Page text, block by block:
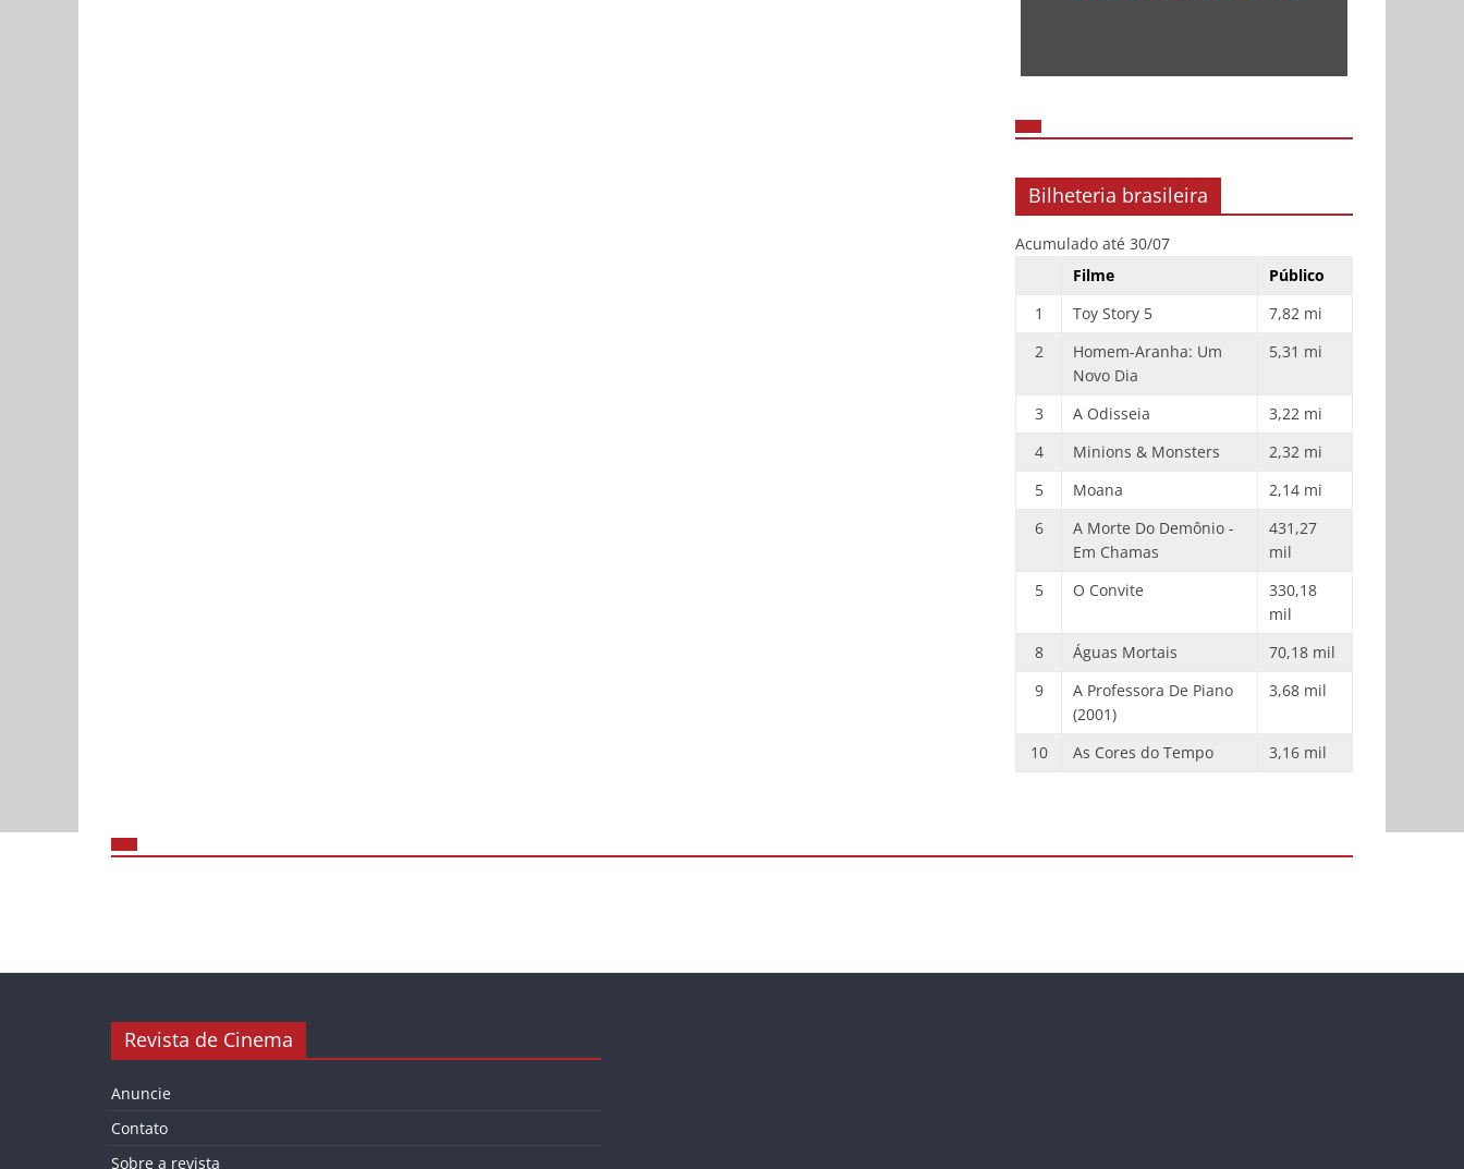
Bilheteria brasileira
Acumulado até 30/07
Filme
Público
1
Toy Story 5
7,82 mi
2
Homem-Aranha: Um
Novo Dia
5,31 mi
3 A Odisseia
3,22 mi
4
Minions & Monsters
2,32 mi
5
Moana
2,14 mi
6
A Morte Do Demônio -
Em Chamas
431,27
mil
5
O Convite
330,18
mil
8
Águas Mortais
70,18 mil
9
A Professora De Piano
(2001)
3,68 mil
10 As Cores do Tempo 3,16 mil
Revista de Cinema
Anuncie
Contato
Sobre a revista